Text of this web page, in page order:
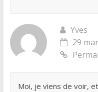
Yves
29
Moi, je viens de voir,